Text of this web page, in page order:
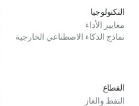
التكنولوجيا
معايير الأداء
نماذج الذكاء الاصطناعي الخارجية
القطاع
النفط والغاز